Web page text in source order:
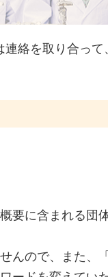
絡を取り合って
要に含まれる団
せんので、また